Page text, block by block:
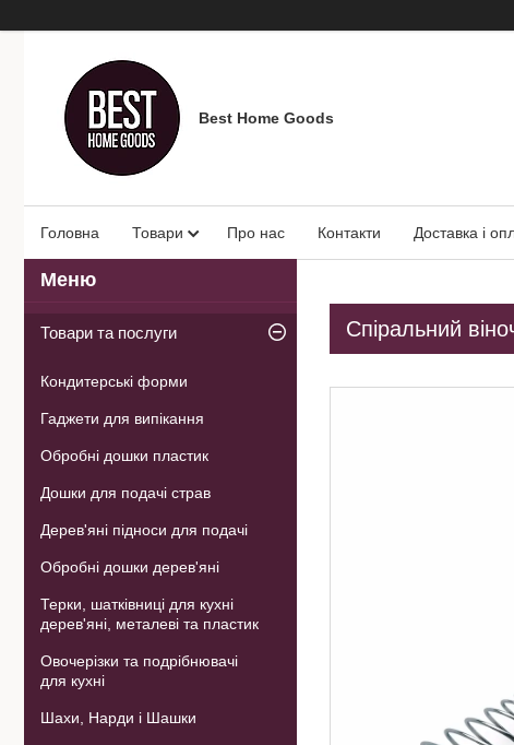
Best Home Goods
Головна Товари Про нас Контакти Доставка і
Спіральний
Товари та послуги
Кондитерські форми
Гаджети для випікання
Обробні дошки пластик
Дошки для подачі страв
Дерев'яні підноси для подачі
Обробні дошки дерев'яні
Терки, шатківниці для кухні
дерев'яні, металеві та пластик
Овочерізки та подрібнювачі
для кухні
Шахи, Нарди і Шашки